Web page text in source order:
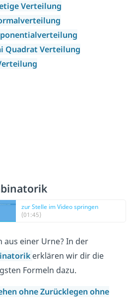
Verteilung
Quadrat Verteilung
zur Stelle im Video springen
(01:45)
aus einer Urne? In der
erklären wir dir die
Formeln dazu.
ohne Zurücklegen ohne